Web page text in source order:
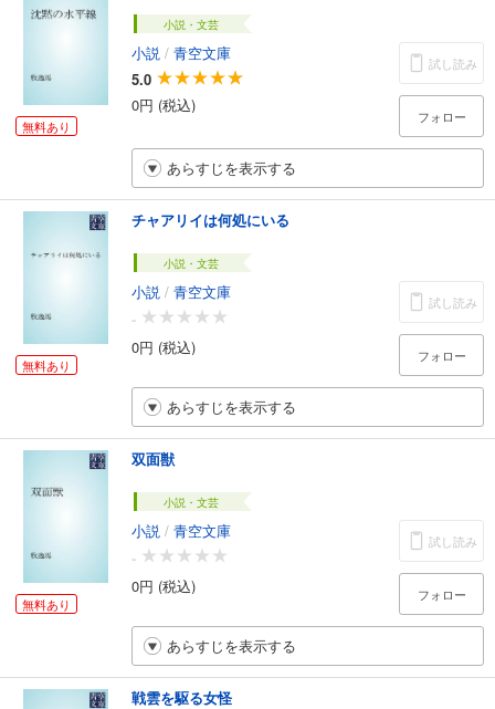
無料あり
小説・文芸
小説 / 青空文庫
5.0
0円 (税込)
試し読み
フォロー
あらすじを表示する
無料あり
チャアリイは何処にいる
小説・文芸
小説 / 青空文庫
-
0円 (税込)
試し読み
フォロー
あらすじを表示する
無料あり
双面獣
小説・文芸
小説 / 青空文庫
-
0円 (税込)
試し読み
フォロー
あらすじを表示する
戦雲を駆る女怪